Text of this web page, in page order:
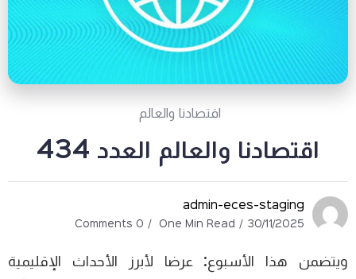
اقتصادنا والعالم
اقتصادنا والعالم العدد 434
admin-eces-staging
30/11/2025
One Min Read
0 Comments
ويتضمن هذا الأسبوع: عرضا لأبرز الأحداث الإقليمية